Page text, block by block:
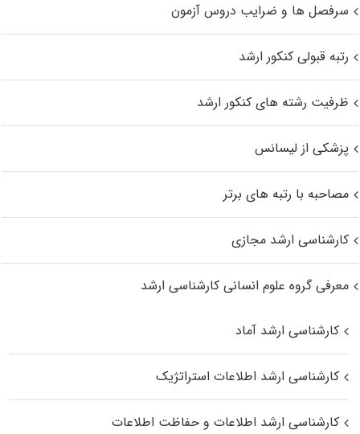
سرفصل ها و ضرایب دروس آزمون
رتبه قبولی کنکور ارشد
ظرفیت رشته های کنکور ارشد
پزشکی از لیسانس
مصاحبه با رتبه های برتر
کارشناسی ارشد مجازی
معرفی گروه علوم انسانی کارشناسی ارشد
کارشناسی ارشد آماد
کارشناسی ارشد اطلاعات استراتژیک
کارشناسی ارشد اطلاعات و حفاظت اطلاعات